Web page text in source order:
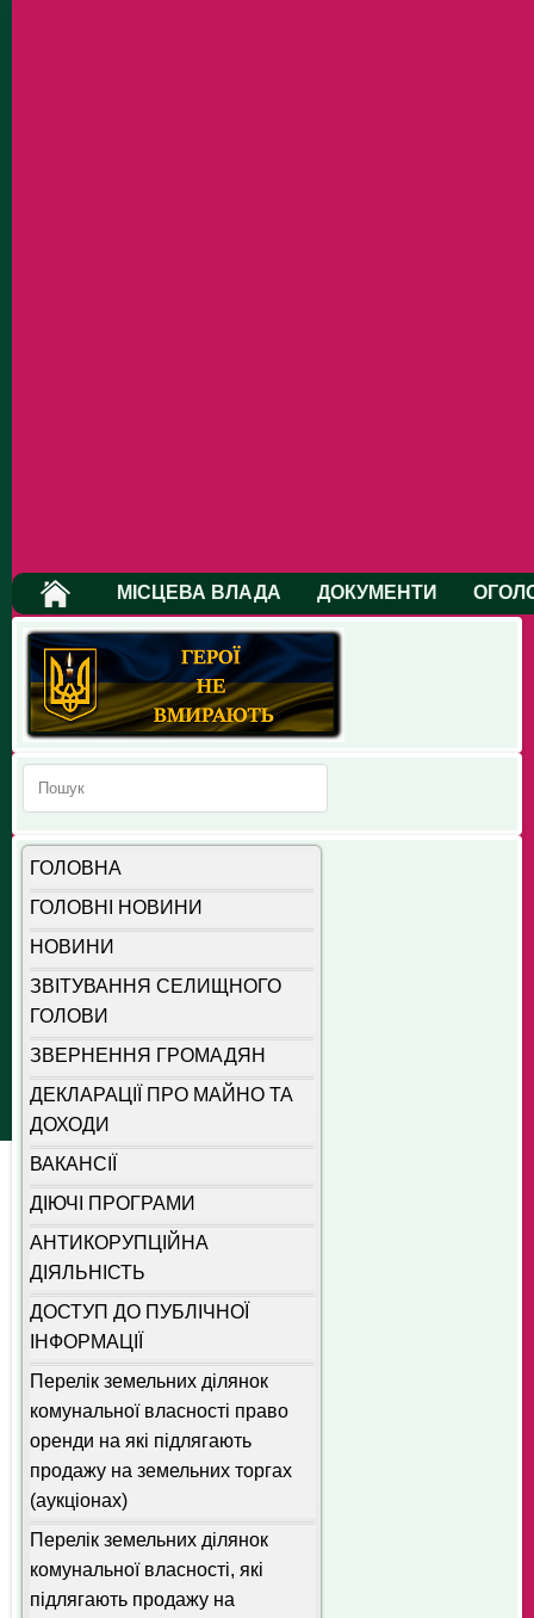
МІСЦЕВА ВЛАДА ДОКУМЕНТИ
ГОЛОВНА
ГОЛОВНІ НОВИНИ
НОВИНИ
ЗВІТУВАННЯ СЕЛИЩНОГО
ГОЛОВИ
ЗВЕРНЕННЯ ГРОМАДЯН
ДЕКЛАРАЦІЇ ПРО МАЙНО ТА
ДОХОДИ
ВАКАНСІЇ
ДІЮЧІ ПРОГРАМИ
АНТИКОРУПЦІЙНА
ДІЯЛЬНІСТЬ
ДОСТУП ДО ПУБЛІЧНОЇ
ІНФОРМАЦІЇ
Перелік земельних ділянок
комунальної власності право
оренди на які підлягають
продажу на земельних торгах
(аукціонах)
Перелік земельних ділянок
комунальної власності, які
підлягають продажу на